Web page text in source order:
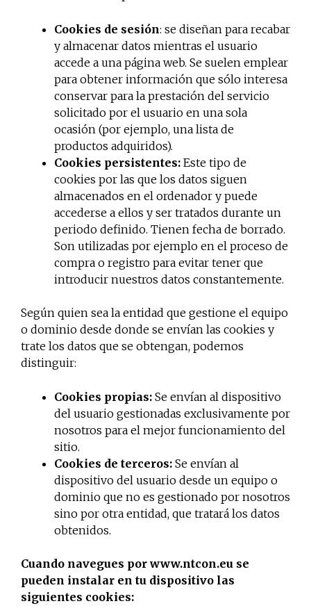
Cookies de sesión: se diseñan para recabar
y almacenar datos mientras el usuario
accede a una página web. Se suelen emplear
para obtener información que sólo interesa
conservar para la prestación del servicio
solicitado por el usuario en una sola
ocasión (por ejemplo, una lista de
productos adquiridos).
Cookies persistentes: Este tipo de
cookies por las que los datos siguen
almacenados en el ordenador y puede
accederse a ellos y ser tratados durante un
periodo definido. Tienen fecha de borrado.
Son utilizadas por ejemplo en el proceso de
compra o registro para evitar tener que
introducir nuestros datos constantemente.
Según quien sea la entidad que gestione el equipo
o dominio desde donde se envían las cookies y
trate los datos que se obtengan, podemos
distinguir:
Cookies propias: Se envían al dispositivo
del usuario gestionadas exclusivamente por
nosotros para el mejor funcionamiento del
sitio.
Cookies de terceros: Se envían al
dispositivo del usuario desde un equipo o
dominio que no es gestionado por nosotros
sino por otra entidad, que tratará los datos
obtenidos.
Cuando navegues por www.ntcon.eu se
pueden instalar en tu dispositivo las
siguientes cookies: